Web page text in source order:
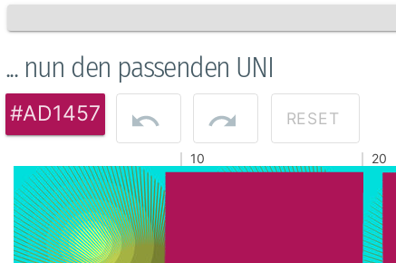
... nun den passenden UNI
#AD1457 RESET